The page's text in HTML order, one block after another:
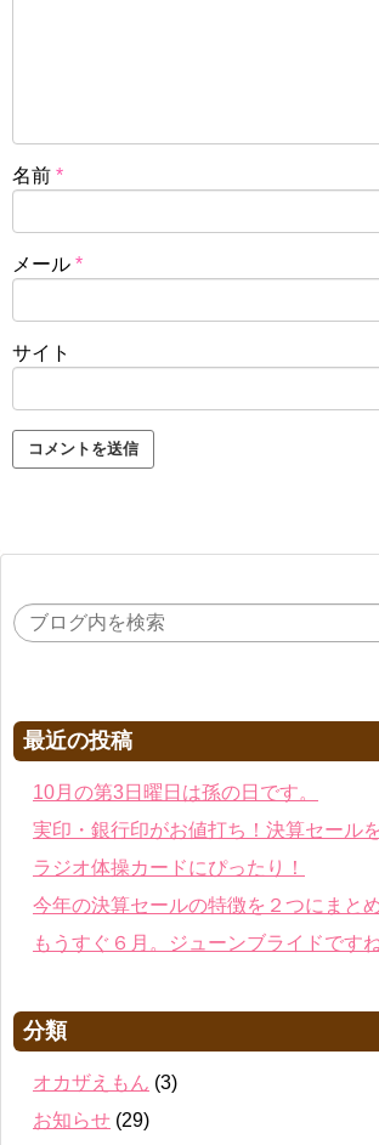
名前 *
メール *
サイト
最近の投稿
10月の第3日曜日は孫の日です。
実印・銀行印がお値打ち！決算セール
ラジオ体操カードにぴったり！
今年の決算セールの特徴を２つにまと
もうすぐ６月。ジューンブライドです
分類
オカザえもん (3)
お知らせ (29)